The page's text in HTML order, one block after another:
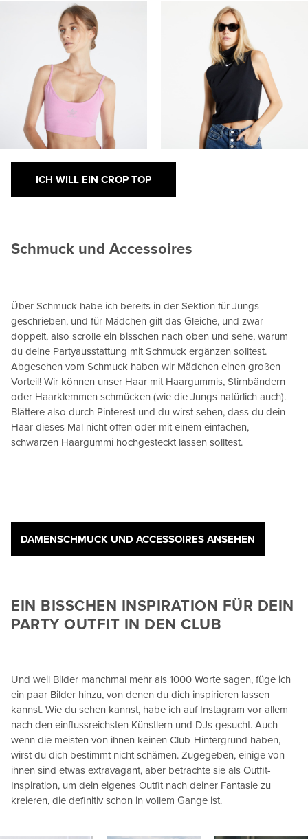
ICH WILL EIN CROP TOP
Schmuck und Accessoires
Über Schmuck habe ich bereits in der Sektion für Jungs
geschrieben, und für Mädchen gilt das Gleiche, und zwar
doppelt, also scrolle ein bisschen nach oben und sehe, warum
du deine Partyausstattung mit Schmuck ergänzen solltest.
Abgesehen vom Schmuck haben wir Mädchen einen großen
Vorteil! Wir können unser Haar mit Haargummis, Stirnbändern
oder Haarklemmen schmücken (wie die Jungs natürlich auch).
Blättere also durch Pinterest und du wirst sehen, dass du dein
Haar dieses Mal nicht offen oder mit einem einfachen,
schwarzen Haargummi hochgesteckt lassen solltest.
DAMENSCHMUCK UND ACCESSOIRES ANSEHEN
EIN BISSCHEN INSPIRATION FÜR DEIN
PARTY OUTFIT IN DEN CLUB
Und weil Bilder manchmal mehr als 1000 Worte sagen, füge ich
ein paar Bilder hinzu, von denen du dich inspirieren lassen
kannst. Wie du sehen kannst, habe ich auf Instagram vor allem
nach den einflussreichsten Künstlern und DJs gesucht. Auch
wenn die meisten von ihnen keinen Club-Hintergrund haben,
wirst du dich bestimmt nicht schämen. Zugegeben, einige von
ihnen sind etwas extravagant, aber betrachte sie als Outfit-
Inspiration, um dein eigenes Outfit nach deiner Fantasie zu
kreieren, die definitiv schon in vollem Gange ist.